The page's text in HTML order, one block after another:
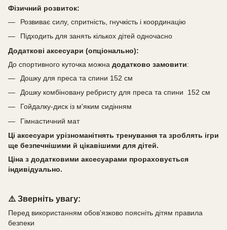
Фізичний розвиток:
Розвиває силу, спритність, гнучкість і координацію
Підходить для занять кількох дітей одночасно
Додаткові аксесуари (опціонально):
До спортивного куточка можна додатково замовити:
Дошку для преса та спини 152 см
Дошку комбіновану ребристу для преса та спини 152 см
Гойдалку-диск із м'яким сидінням
Гімнастичний мат
Ці аксесуари урізноманітнять тренування та зроблять ігри
ще безпечнішими й цікавішими для дітей.
Ціна з додатковими аксесуарами прораховується
індивідуально.
⚠️ Зверніть увагу:
Перед використанням обов’язково поясніть дітям правила
безпеки